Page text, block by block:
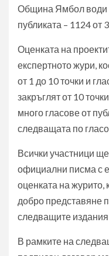
Община Ямбол води
публиката – 1124 от
Оценката на
експертното жури,
от 1 до 10 точки и
закръглят от 10
много гласове от
следващата по
Всички участници
официални писма с
оценката на журито,
добро представяне
следващите издания
В рамките на